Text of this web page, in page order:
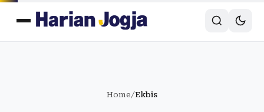
Home/Ekbis